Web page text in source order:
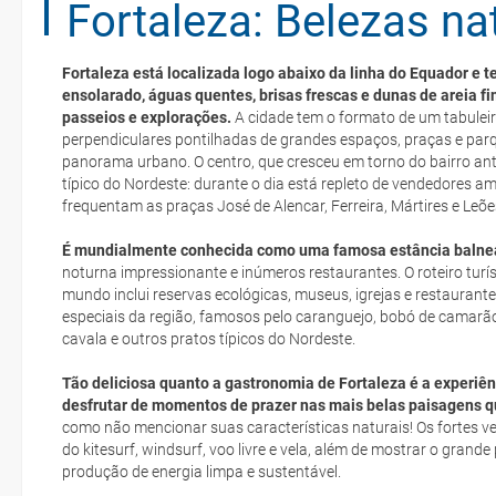
Fortaleza: Belezas
Fortaleza está localizada logo abaixo da linha do Equador e
ensolarado, águas quentes, brisas frescas e dunas de areia
passeios e explorações. A cidade tem o formato de um
perpendiculares pontilhadas de grandes espaços, praças e
panorama urbano. O centro, que cresceu em torno do bairro
típico do Nordeste: durante o dia está repleto de vendedores
frequentam as praças José de Alencar, Ferreira, Mártires e
É mundialmente conhecida como uma famosa estância
noturna impressionante e inúmeros restaurantes. O roteiro
mundo inclui reservas ecológicas, museus, igrejas e
especiais da região, famosos pelo caranguejo, bobó de
cavala e outros pratos típicos do Nordeste.
Tão deliciosa quanto a gastronomia de Fortaleza é a
desfrutar de momentos de prazer nas mais belas paisagens
como não mencionar suas características naturais! Os fortes
do kitesurf, windsurf, voo livre e vela, além de mostrar o
produção de energia limpa e sustentável.
Florianópolis
Fernando de Noronha
Río de Janeiro
Organize sua viagem
Documentação
Como chegar?
Segurança
e-mail
deverá imprimi-la
low cost
suplemento extra
pacote
Posso cancelar ou modificar a reserva da viagem? Que custos
cancelamento ou modificação da viagem?
Que validade deve ter o meu passaporte para viajar para...?